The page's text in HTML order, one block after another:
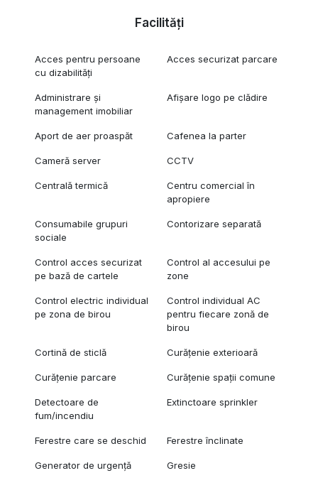
Facilități
Acces pentru persoane
cu dizabilități
Acces securizat parcare
Administrare și
management imobiliar
Afișare logo pe clădire
Aport de aer proaspăt Cafenea la parter
Cameră server CCTV
Centrală termică
Centru comercial în
apropiere
Consumabile grupuri
sociale
Contorizare separată
Control acces securizat
pe bază de cartele
Control al accesului pe
zone
Control electric individual
pe zona de birou
Control individual AC
pentru fiecare zonă de
birou
Cortină de sticlă Curățenie exterioară
Curățenie parcare Curățenie spații comune
Detectoare de
fum/incendiu
Extinctoare sprinkler
Ferestre care se deschid Ferestre înclinate
Generator de urgență Gresie